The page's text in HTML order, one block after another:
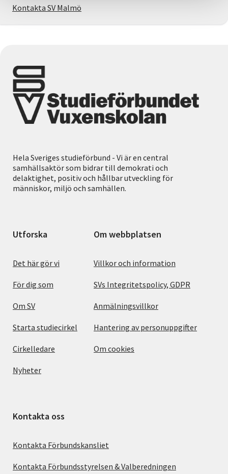
Kontakta SV Malmö
Hela Sveriges studieförbund - Vi är en central
samhällsaktör som bidrar till demokrati och
delaktighet, positiv och hållbar utveckling för
människor, miljö och samhällen.
Utforska
Det här gör vi
För dig som
Om SV
Starta studiecirkel
Cirkelledare
Nyheter
Om webbplatsen
Villkor och information
SVs Integritetspolicy, GDPR
Anmälningsvillkor
Hantering av personuppgifter
Om cookies
Kontakta oss
Kontakta Förbundskansliet
Kontakta Förbundsstyrelsen & Valberedningen